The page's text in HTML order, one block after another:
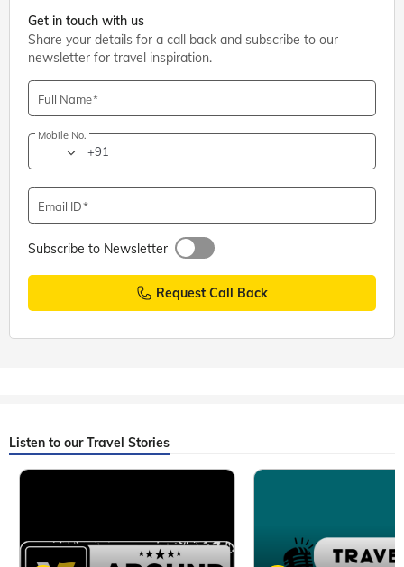
Get in touch with us
Share your details for a call back and subscribe to our
newsletter for travel inspiration.
Full Name
Mobile No.
+91
Email ID
Subscribe to Newsletter
Request Call Back
Listen to our Travel Stories